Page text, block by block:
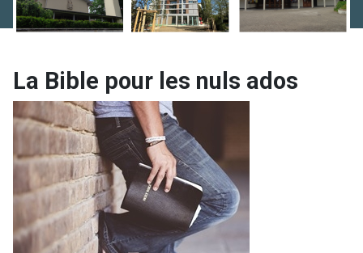
La Bible pour les nuls ados